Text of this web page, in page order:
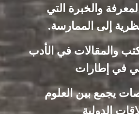
والخبرة التي
إلى الممارسة.
والمقالات في الأدب
في إطارات
يجمع بين العلوم
الدولية